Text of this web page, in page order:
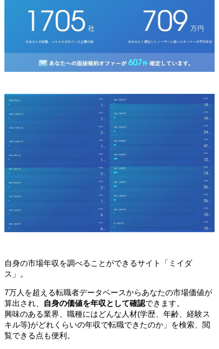
自身の市場年収を調べることができるサイト「ミイダ
ス」。
7万人を超える転職者データベースからあなたの市場価値が
算出され、
自身の価値を年収として確認できます。
興味のある業界、職種にはどんな人材(学歴、年齢、経験ス
キル等)がどれくらいの年収で転職できたのか」を検索、閲
覧できる点も便利。